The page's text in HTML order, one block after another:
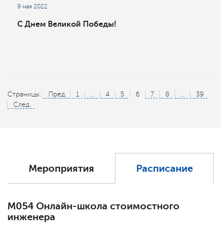
9 мая 2022
С Днем Великой Победы!
Страницы: Пред. 1 ... 4 5 6 7 8 ...
39
След.
Мероприятия Расписание
М054 Онлайн-школа стоимостного
инженера